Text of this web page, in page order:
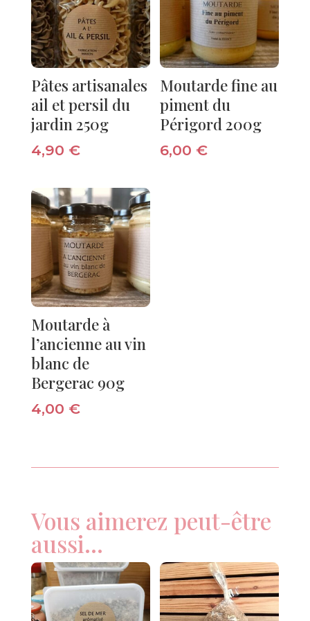
Pâtes artisanales
ail et persil du
jardin 250g
4,90 €
Moutarde fine au
piment du
Périgord 200g
6,00 €
Moutarde à
l’ancienne au vin
blanc de
Bergerac 90g
4,00 €
Vous aimerez peut-être
aussi…